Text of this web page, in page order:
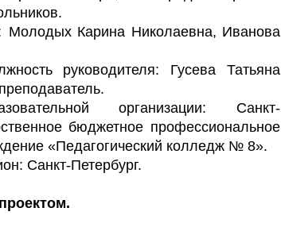
Молодых Карина Николаевна, Иванова
руководителя: Гусева Татьяна
организации: Санкт-
бюджетное профессиональное
«Педагогический колледж № 8».
Санкт-Петербург.